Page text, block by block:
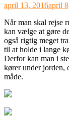
april 13, 2016april
Når man skal rejse
kan vælge at gøre
også rigtig meget
til at holde i lange
Derfor kan man i
kører under jorden,
måde.